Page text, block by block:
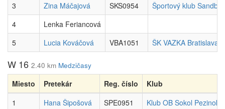
3
Zina Máčajová SKS0954
Športový klub
4
Lenka Feriancová
5
Lucia Kováčová VBA1051 ŠK VAZKA Bratislava
W 16 2.40 km Medzičasy
Miesto Pretekár Reg. číslo
Klub
1
Hana Šipošová SPE0951
Klub OB Sokol Pezinok